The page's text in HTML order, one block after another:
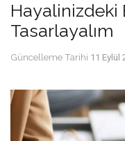
Hayalinizdeki
Tasarlayalım
Güncelleme Tarihi 11 Eylül